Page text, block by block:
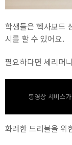
학생들은 헥사보드
시를 할 수 있어요.
필요하다면 세리머
동영상 서비스
화려한 드리블을 위